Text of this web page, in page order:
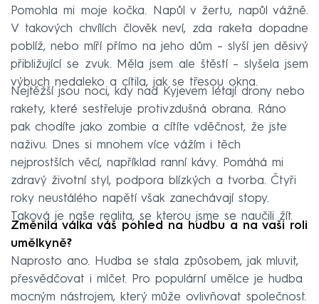
Pomohla mi moje kočka. Napůl v žertu, napůl vážně.
V takových chvílích člověk neví, zda raketa dopadne
poblíž, nebo míří přímo na jeho dům –⁠⁠⁠⁠⁠⁠ slyší jen děsivý
přibližující se zvuk. Měla jsem ale štěstí –⁠⁠⁠⁠⁠⁠ slyšela jsem
výbuch nedaleko a cítila, jak se třesou okna.
Nejtěžší jsou noci, kdy nad Kyjevem létají drony nebo
rakety, které sestřeluje protivzdušná obrana. Ráno
pak chodíte jako zombie a cítíte vděčnost, že jste
naživu. Dnes si mnohem více vážím i těch
nejprostších věcí, například ranní kávy. Pomáhá mi
zdravý životní styl, podpora blízkých a tvorba. Čtyři
roky neustálého napětí však zanechávají stopy.
Taková je naše realita, se kterou jsme se naučili žít.
Změnila válka váš pohled na hudbu a na vaši roli
umělkyně?
Naprosto ano. Hudba se stala způsobem, jak mluvit,
přesvědčovat i mlčet. Pro populární umělce je hudba
mocným nástrojem, který může ovlivňovat společnost.